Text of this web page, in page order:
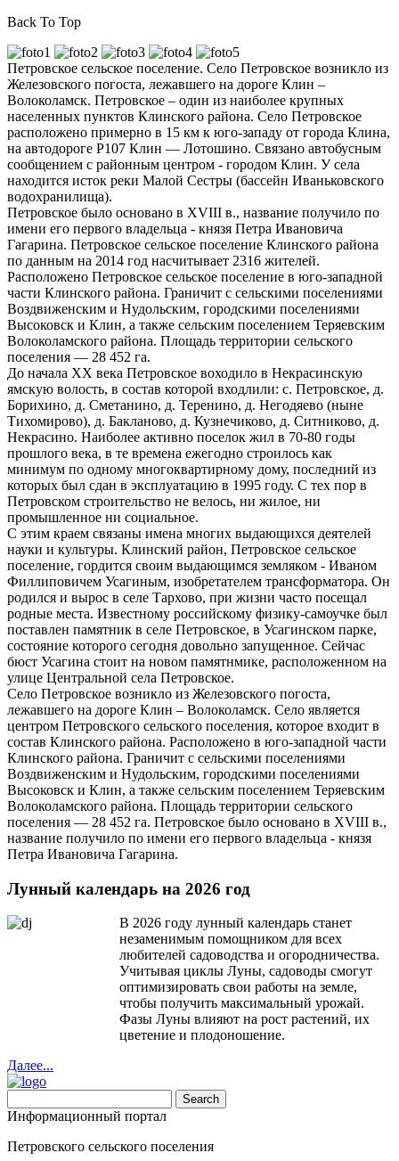
Back To Top
Петровское сельское поселение. Село Петровское возникло из
Железовского погоста, лежавшего на дороге Клин –
Волоколамск. Петровское – один из наиболее крупных
населенных пунктов Клинского района. Село Петровское
расположено примерно в 15 км к юго-западу от города Клина,
на автодороге Р107 Клин — Лотошино. Связано автобусным
сообщением с районным центром - городом Клин. У села
находится исток реки Малой Сестры (бассейн Иваньковского
водохранилища).
Петровское было основано в XVIII в., название получило по
имени его первого владельца - князя Петра Ивановича
Гагарина. Петровское сельское поселение Клинского района
по данным на 2014 год насчитывает 2316 жителей.
Расположено Петровское сельское поселение в юго-западной
части Клинского района. Граничит с сельскими поселениями
Воздвиженским и Нудольским, городскими поселениями
Высоковск и Клин, а также сельским поселением Теряевским
Волоколамского района. Площадь территории сельского
поселения — 28 452 га.
До начала ХХ века Петровское воходило в Некрасинскую
ямскую волость, в состав которой входлили: с. Петровское, д.
Борихино, д. Сметанино, д. Теренино, д. Негодяево (ныне
Тихомирово), д. Бакланово, д. Кузнечиково, д. Ситниково, д.
Некрасино. Наиболее активно поселок жил в 70-80 годы
прошлого века, в те времена ежегодно строилось как
минимум по одному многоквартирному дому, последний из
которых был сдан в эксплуатацию в 1995 году. С тех пор в
Петровском строительство не велось, ни жилое, ни
промышленное ни социальное.
С этим краем связаны имена многих выдающихся деятелей
науки и культуры. Клинский район, Петровское сельское
поселение, гордится своим выдающимся земляком - Иваном
Филлиповичем Усагиным, изобретателем трансформатора. Он
родился и вырос в селе Тархово, при жизни часто посещал
родные места. Известному российскому физику-самоучке был
поставлен памятник в селе Петровское, в Усагинском парке,
состояние которого сегодня довольно запущенное. Сейчас
бюст Усагина стоит на новом памятнмике, расположенном на
улице Центральной села Петровское.
Село Петровское возникло из Железовского погоста,
лежавшего на дороге Клин – Волоколамск. Село является
центром Петровского сельского поселения, которое входит в
состав Клинского района. Расположено в юго-западной части
Клинского района. Граничит с сельскими поселениями
Воздвиженским и Нудольским, городскими поселениями
Высоковск и Клин, а также сельским поселением Теряевским
Волоколамского района. Площадь территории сельского
поселения — 28 452 га. Петровское было основано в XVIII в.,
название получило по имени его первого владельца - князя
Петра Ивановича Гагарина.
Лунный календарь на 2026 год
В 2026 году лунный календарь станет
незаменимым помощником для всех
любителей садоводства и огородничества.
Учитывая циклы Луны, садоводы смогут
оптимизировать свои работы на земле,
чтобы получить максимальный урожай.
Фазы Луны влияют на рост растений, их
цветение и плодоношение.
Далее...
Информационный портал
Петровского сельского поселения